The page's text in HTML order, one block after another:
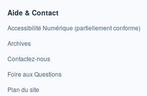
Aide & Contact
Accessibilité Numérique (partiellement conforme)
Archives
Contactez-nous
Foire aux Questions
Plan du site